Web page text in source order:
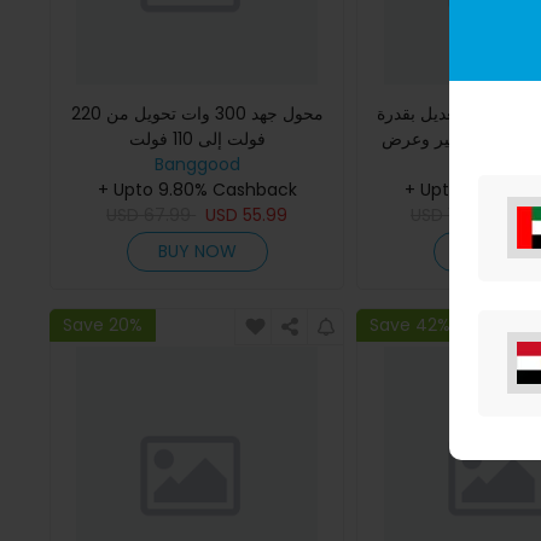
محول جهد 300 وات تحويل من 220
فولت إلى 110 فولت
Banggood
+ Upto 9.80% Cashback
USD 55.99
BUY NOW
قابلة للتعديل بقدرة
30 فولت وتيار 10 أمبير وعرض LED
+ Upto 9.80%
BUY
Save 20% Save 42%